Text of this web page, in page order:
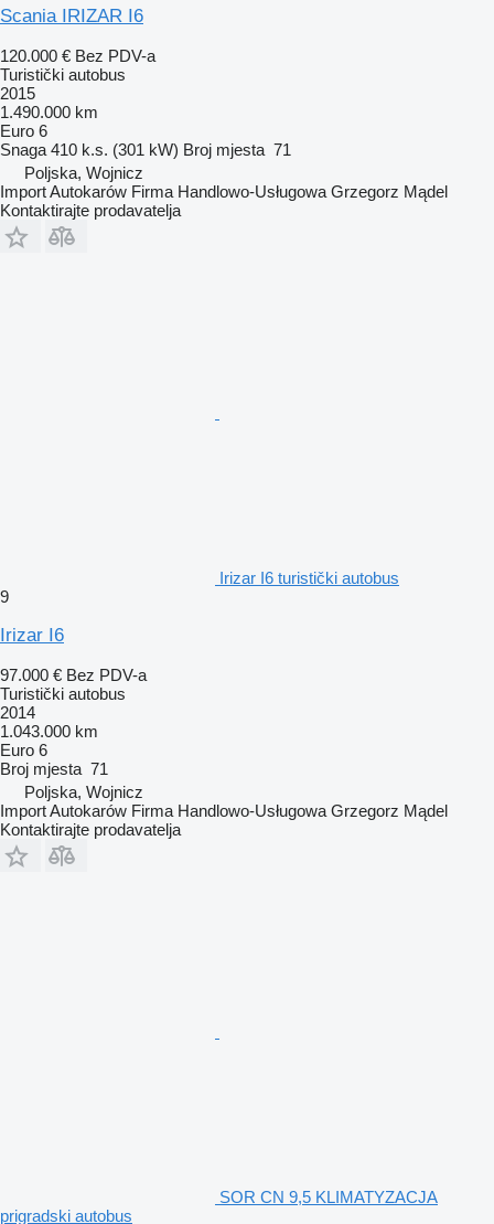
Scania IRIZAR I6
120.000 € Bez PDV-a
Turistički autobus
2015
1.490.000 km
Euro 6
Snaga 410 k.s. (301 kW) Broj mjesta 71
Poljska, Wojnicz
Import Autokarów Firma Handlowo-Usługowa Grzegorz Mądel
Kontaktirajte prodavatelja
Irizar I6 turistički autobus
9
Irizar I6
97.000 € Bez PDV-a
Turistički autobus
2014
1.043.000 km
Euro 6
Broj mjesta 71
Poljska, Wojnicz
Import Autokarów Firma Handlowo-Usługowa Grzegorz Mądel
Kontaktirajte prodavatelja
SOR CN 9,5 KLIMATYZACJA
prigradski autobus